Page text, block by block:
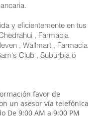
y eficientemente en tus
, Farmacia
, Wallmart , Farmacia
Club , Suburbia ó
favor de
un asesor vía telefónica
De 9:00 AM a 9:00 PM